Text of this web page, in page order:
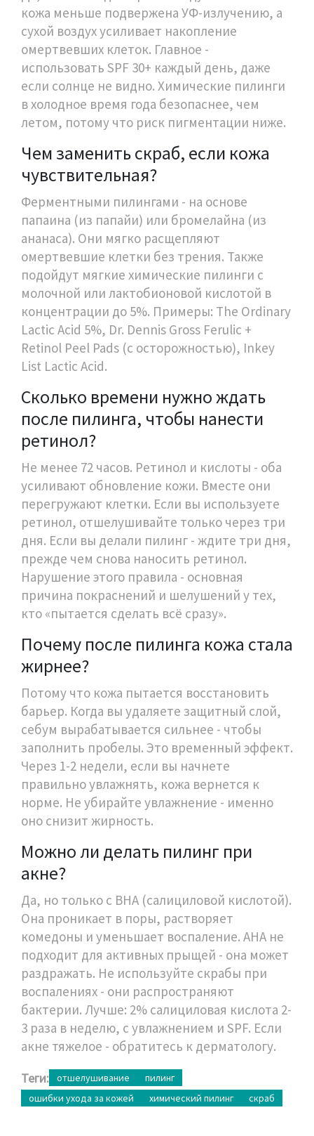
кожа меньше подвержена УФ-излучению, а
сухой воздух усиливает накопление
омертвевших клеток. Главное -
использовать SPF 30+ каждый день, даже
если солнце не видно. Химические пилинги
в холодное время года безопаснее, чем
летом, потому что риск пигментации ниже.
Чем заменить скраб, если кожа
чувствительная?
Ферментными пилингами - на основе
папаина (из папайи) или бромелайна (из
ананаса). Они мягко расщепляют
омертвевшие клетки без трения. Также
подойдут мягкие химические пилинги с
молочной или лактобионовой кислотой в
концентрации до 5%. Примеры: The Ordinary
Lactic Acid 5%, Dr. Dennis Gross Ferulic +
Retinol Peel Pads (с осторожностью), Inkey
List Lactic Acid.
Сколько времени нужно ждать
после пилинга, чтобы нанести
ретинол?
Не менее 72 часов. Ретинол и кислоты - оба
усиливают обновление кожи. Вместе они
перегружают клетки. Если вы используете
ретинол, отшелушивайте только через три
дня. Если вы делали пилинг - ждите три дня,
прежде чем снова наносить ретинол.
Нарушение этого правила - основная
причина покраснений и шелушений у тех,
кто «пытается сделать всё сразу».
Почему после пилинга кожа стала
жирнее?
Потому что кожа пытается восстановить
барьер. Когда вы удаляете защитный слой,
себум вырабатывается сильнее - чтобы
заполнить пробелы. Это временный эффект.
Через 1-2 недели, если вы начнете
правильно увлажнять, кожа вернется к
норме. Не убирайте увлажнение - именно
оно снизит жирность.
Можно ли делать пилинг при
акне?
Да, но только с BHA (салициловой кислотой).
Она проникает в поры, растворяет
комедоны и уменьшает воспаление. AHA не
подходит для активных прыщей - она может
раздражать. Не используйте скрабы при
воспалениях - они распространяют
бактерии. Лучше: 2% салициловая кислота 2-
3 раза в неделю, с увлажнением и SPF. Если
акне тяжелое - обратитесь к дерматологу.
Теги: отшелушивание
пилинг
ошибки ухода за кожей
химический пилинг скраб